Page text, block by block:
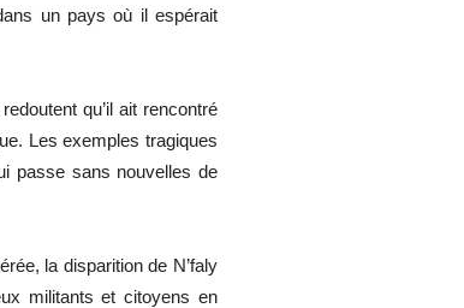
un pays où il espérait
qu’il ait rencontré
Les exemples tragiques
passe sans nouvelles de
la disparition de N’faly
militants et citoyens en